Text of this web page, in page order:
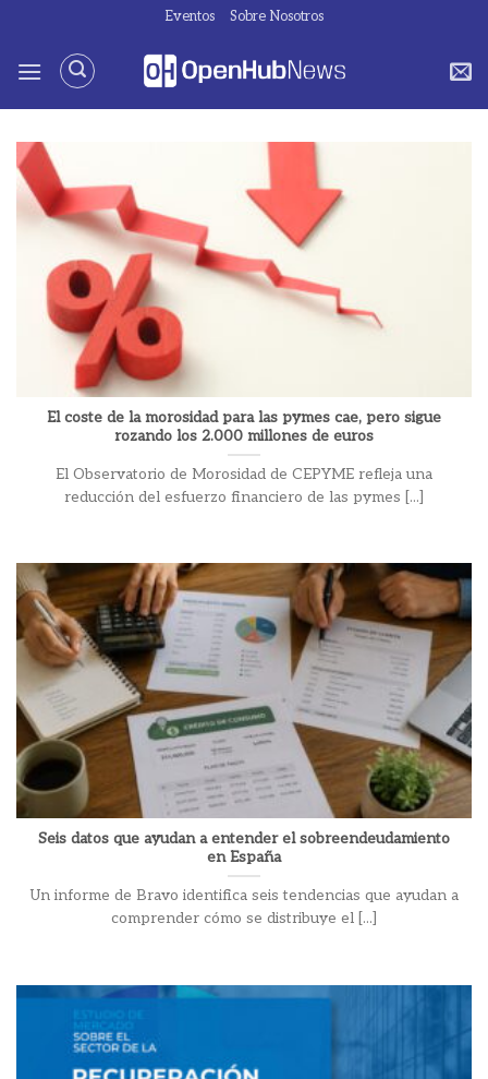
contenido
Eventos Sobre Nosotros
El coste de la morosidad para las pymes cae, pero sigue
rozando los 2.000 millones de euros
El Observatorio de Morosidad de CEPYME refleja una
reducción del esfuerzo financiero de las pymes [...]
Seis datos que ayudan a entender el sobreendeudamiento
en España
Un informe de Bravo identifica seis tendencias que ayudan a
comprender cómo se distribuye el [...]